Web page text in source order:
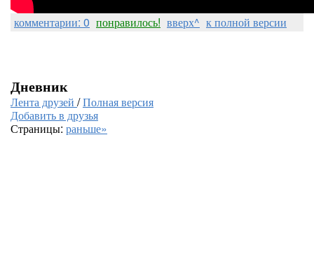
комментарии: 0 понравилось! вверх^ к полной версии
Дневник
Лента друзей /Полная версия
Добавить в друзья
Страницы: раньше»